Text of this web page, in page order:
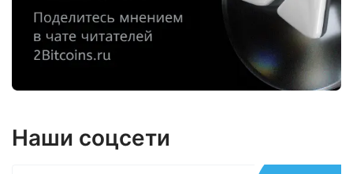
Наши соцсети